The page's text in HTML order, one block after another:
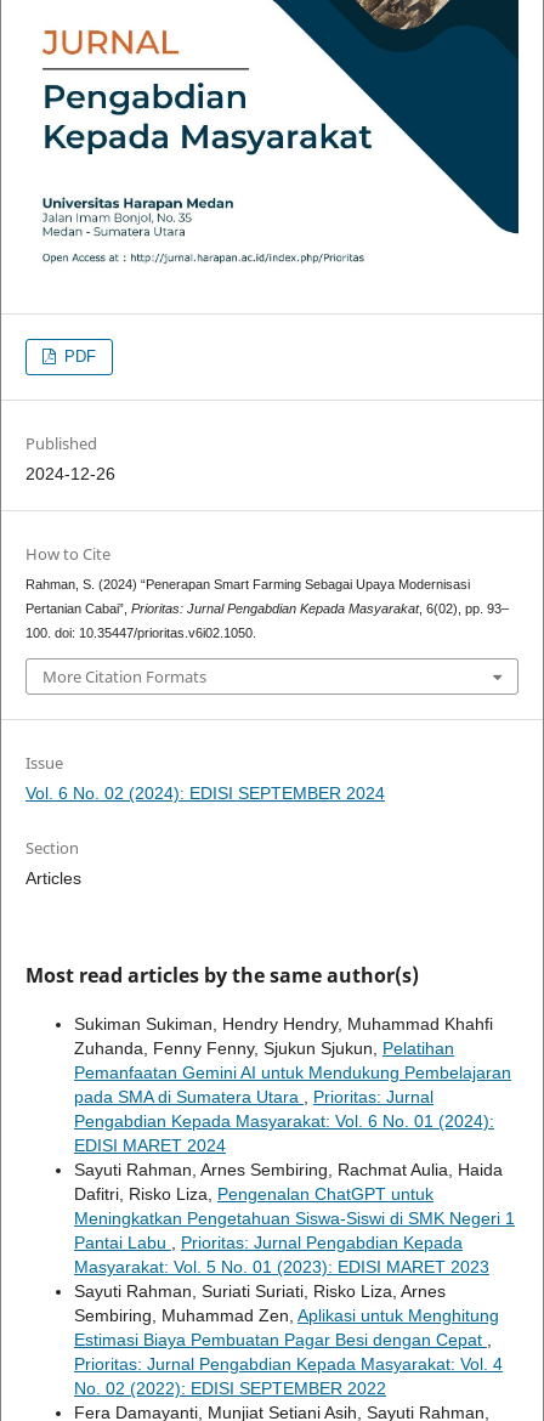
PDF
Published
2024-12-26
How to Cite
Rahman, S. (2024) “Penerapan Smart Farming Sebagai Upaya Modernisasi
Pertanian Cabai”, Prioritas: Jurnal Pengabdian Kepada Masyarakat, 6(02), pp. 93–
100. doi: 10.35447/prioritas.v6i02.1050.
More Citation Formats
Issue
Vol. 6 No. 02 (2024): EDISI SEPTEMBER 2024
Section
Articles
Most read articles by the same author(s)
Sukiman Sukiman, Hendry Hendry, Muhammad Khahfi
Zuhanda, Fenny Fenny, Sjukun Sjukun, Pelatihan
Pemanfaatan Gemini AI untuk Mendukung Pembelajaran
pada SMA di Sumatera Utara
Prioritas: Jurnal
Pengabdian Kepada Masyarakat: Vol. 6 No. 01 (2024):
EDISI MARET 2024
Sayuti Rahman, Arnes Sembiring, Rachmat Aulia, Haida
Dafitri, Risko Liza, Pengenalan ChatGPT untuk
Meningkatkan Pengetahuan Siswa-Siswi di SMK Negeri 1
Pantai Labu
Prioritas: Jurnal Pengabdian Kepada
Masyarakat: Vol. 5 No. 01 (2023): EDISI MARET 2023
Sayuti Rahman, Suriati Suriati, Risko Liza, Arnes
Sembiring, Muhammad Zen, Aplikasi untuk Menghitung
Estimasi Biaya Pembuatan Pagar Besi dengan Cepat
Prioritas: Jurnal Pengabdian Kepada Masyarakat: Vol. 4
No. 02 (2022): EDISI SEPTEMBER 2022
Fera Damayanti, Munjiat Setiani Asih, Sayuti Rahman,